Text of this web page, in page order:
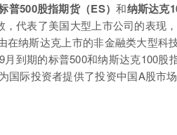
普500股指期货（ES）和纳斯达克
代表了美国大型上市公司的表现
纳斯达克上市的非金融类大型科
到期的标普500和纳斯达克100股
国际投资者提供了投资中国A股市